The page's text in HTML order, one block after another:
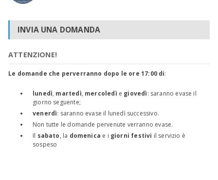
INVIA UNA DOMANDA
ATTENZIONE!
Le domande che perverranno dopo le ore 17:00 di:
lunedì, martedì, mercoledì e giovedì: saranno evase il
giorno seguente;
venerdì: saranno evase il lunedì successivo.
Non tutte le domande pervenute verranno evase.
Il sabato, la domenica e i giorni festivi il servizio è
sospeso